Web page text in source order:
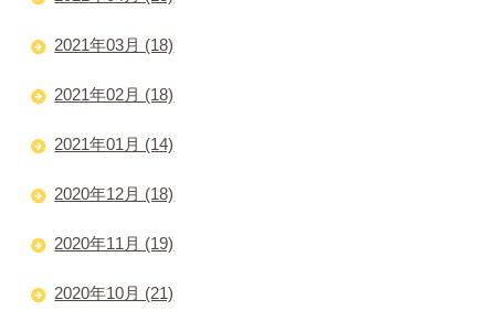
2021年03月 (18)
2021年02月 (18)
2021年01月 (14)
2020年12月 (18)
2020年11月 (19)
2020年10月 (21)